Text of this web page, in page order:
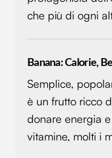
che più di ogni
Banana: Calorie,
Semplice,
è un frutto ricco
donare energia
vitamine, molti i